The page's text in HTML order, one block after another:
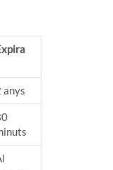
anys